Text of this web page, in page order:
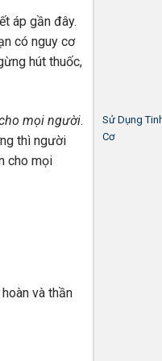
áp gần đây.
có nguy cơ
hút thuốc,
mọi người.
thì người
cho mọi
và thần
Sử Dụng
Cơ